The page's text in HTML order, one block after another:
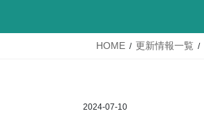
HOME 更新情報一覧
2024-07-10